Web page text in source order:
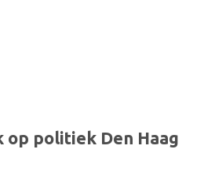
politiek Den Haag